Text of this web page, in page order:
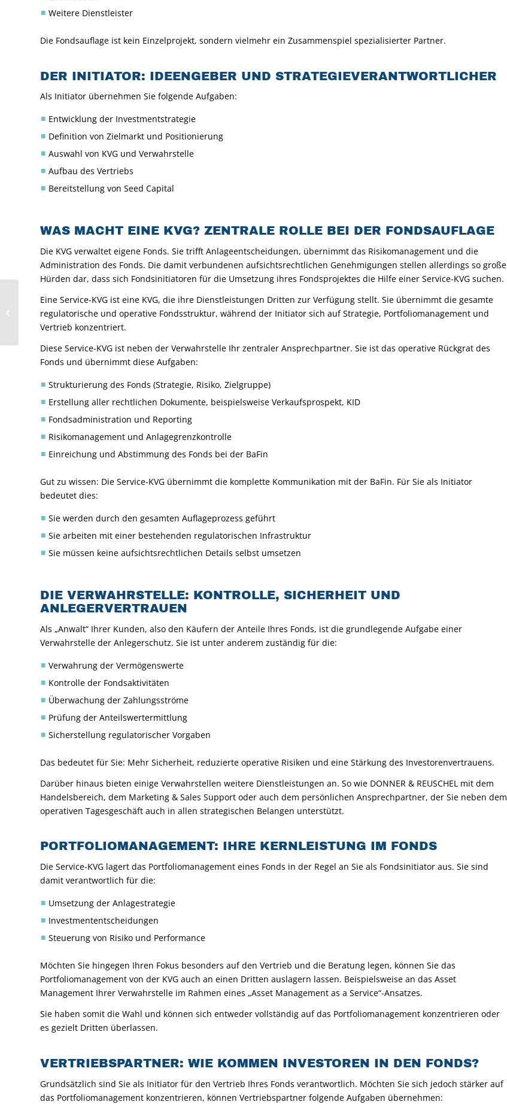
Weitere Dienstleister
Die Fondsauflage ist kein Einzelprojekt, sondern vielmehr ein Zusammenspiel spezialisierter Partner.
DER INITIATOR: IDEENGEBER UND STRATEGIEVERANTWORTLICHER
Als Initiator übernehmen Sie folgende Aufgaben:
Entwicklung der Investmentstrategie
Definition von Zielmarkt und Positionierung
Auswahl von KVG und Verwahrstelle
Aufbau des Vertriebs
Bereitstellung von Seed Capital
WAS MACHT EINE KVG? ZENTRALE ROLLE BEI DER FONDSAUFLAGE
Die KVG verwaltet eigene Fonds. Sie trifft Anlageentscheidungen, übernimmt das Risikomanagement und die
Administration des Fonds. Die damit verbundenen aufsichtsrechtlichen Genehmigungen stellen allerdings so große
Hürden dar, dass sich Fondsinitiatoren für die Umsetzung ihres Fondsprojektes die Hilfe einer Service-KVG suchen.
Eine Service-KVG ist eine KVG, die ihre Dienstleistungen Dritten zur Verfügung stellt. Sie übernimmt die gesamte
regulatorische und operative Fondsstruktur, während der Initiator sich auf Strategie, Portfoliomanagement und
Vertrieb konzentriert.
Diese Service-KVG ist neben der Verwahrstelle Ihr zentraler Ansprechpartner. Sie ist das operative Rückgrat des
Fonds und übernimmt diese Aufgaben:
Strukturierung des Fonds (Strategie, Risiko, Zielgruppe)
Erstellung aller rechtlichen Dokumente, beispielsweise Verkaufsprospekt, KID
Fondsadministration und Reporting
Risikomanagement und Anlagegrenzkontrolle
Einreichung und Abstimmung des Fonds bei der BaFin
Gut zu wissen: Die Service-KVG übernimmt die komplette Kommunikation mit der BaFin. Für Sie als Initiator
bedeutet dies:
Sie werden durch den gesamten Auflageprozess geführt
Sie arbeiten mit einer bestehenden regulatorischen Infrastruktur
Sie müssen keine aufsichtsrechtlichen Details selbst umsetzen
DIE VERWAHRSTELLE: KONTROLLE, SICHERHEIT UND
ANLEGERVERTRAUEN
Als „Anwalt“ Ihrer Kunden, also den Käufern der Anteile Ihres Fonds, ist die grundlegende Aufgabe einer
Verwahrstelle der Anlegerschutz. Sie ist unter anderem zuständig für die:
Verwahrung der Vermögenswerte
Kontrolle der Fondsaktivitäten
Überwachung der Zahlungsströme
Prüfung der Anteilswertermittlung
Sicherstellung regulatorischer Vorgaben
Das bedeutet für Sie: Mehr Sicherheit, reduzierte operative Risiken und eine Stärkung des Investorenvertrauens.
Darüber hinaus bieten einige Verwahrstellen weitere Dienstleistungen an. So wie DONNER & REUSCHEL mit dem
Handelsbereich, dem Marketing & Sales Support oder auch dem persönlichen Ansprechpartner, der Sie neben dem
operativen Tagesgeschäft auch in allen strategischen Belangen unterstützt.
PORTFOLIOMANAGEMENT: IHRE KERNLEISTUNG IM FONDS
Die Service-KVG lagert das Portfoliomanagement eines Fonds in der Regel an Sie als Fondsinitiator aus. Sie sind
damit verantwortlich für die:
Umsetzung der Anlagestrategie
Investmententscheidungen
Steuerung von Risiko und Performance
Möchten Sie hingegen Ihren Fokus besonders auf den Vertrieb und die Beratung legen, können Sie das
Portfoliomanagement von der KVG auch an einen Dritten auslagern lassen. Beispielsweise an das Asset
Management Ihrer Verwahrstelle im Rahmen eines „Asset Management as a Service“-Ansatzes.
Sie haben somit die Wahl und können sich entweder vollständig auf das Portfoliomanagement konzentrieren oder
es gezielt Dritten überlassen.
VERTRIEBSPARTNER: WIE KOMMEN INVESTOREN IN DEN FONDS?
Grundsätzlich sind Sie als Initiator für den Vertrieb Ihres Fonds verantwortlich. Möchten Sie sich jedoch stärker auf
das Portfoliomanagement konzentrieren, können Vertriebspartner folgende Aufgaben übernehmen:
Markt Kompakt #113:
Deutschlands
Standortjoker?